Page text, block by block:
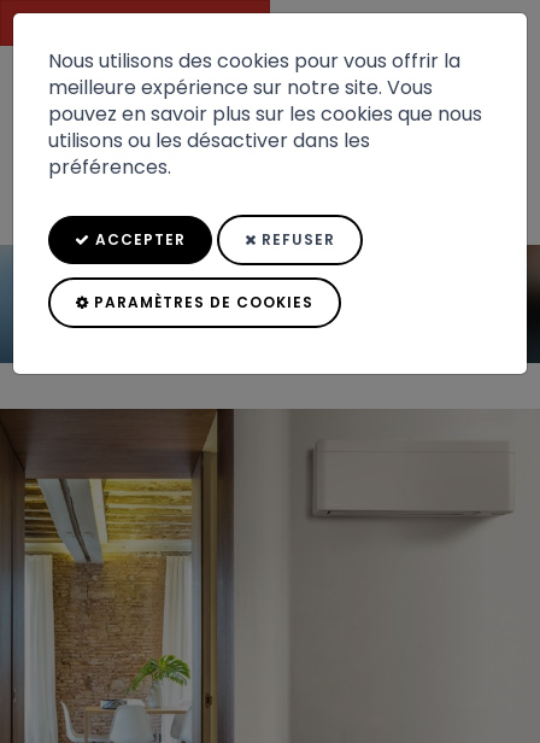
Toggle
Accueil Actualités
Pompes à chaleur et climatisation :
Découvrez n...
Nous utilisons des cookies pour vous offrir la
meilleure expérience sur notre site. Vous
pouvez en savoir plus sur les cookies que nous
utilisons ou les désactiver dans les
préférences.
ACCEPTER REFUSER
PARAMÈTRES DE COOKIES